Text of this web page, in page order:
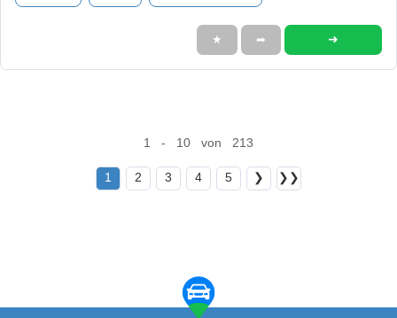
★ ➦ ➜
1 - 10 von 213
1 2 3 4 5 ❯ ❯❯